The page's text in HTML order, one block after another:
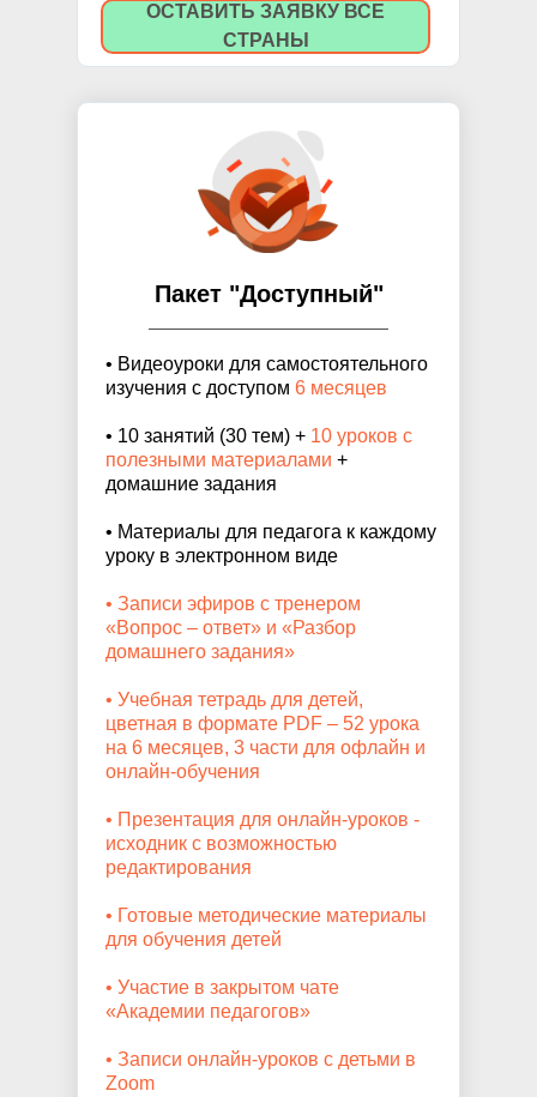
Пакет "Доступный"
• Видеоуроки для самостоятельного
изучения с доступом 6 месяцев
• 10 занятий (30 тем) + 10 уроков с
полезными материалами +
домашние задания
• Материалы для педагога к каждому
уроку в электронном виде
• Записи эфиров с тренером
«Вопрос – ответ» и «Разбор
домашнего задания»
• Учебная тетрадь для детей,
цветная в формате PDF – 52 урока
на 6 месяцев, 3 части для офлайн и
онлайн-обучения
• Презентация для онлайн-уроков -
исходник с возможностью
редактирования
• Готовые методические материалы
для обучения детей
• Участие в закрытом чате
«Академии педагогов»
• Записи онлайн-уроков с детьми в
Zoom
ОСТАВИТЬ ЗАЯВКУ ВСЕ
СТРАНЫ